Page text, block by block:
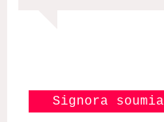
Signora soumia